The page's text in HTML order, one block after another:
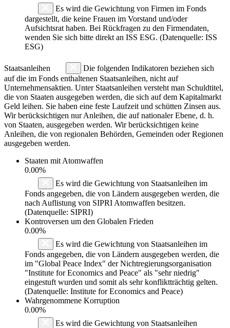
Es wird die Gewichtung von Firmen im Fonds
dargestellt, die keine Frauen im Vorstand und/oder
Aufsichtsrat haben. Bei Rückfragen zu den Firmendaten,
wenden Sie sich bitte direkt an ISS ESG. (Datenquelle: ISS
ESG)
Staatsanleihen
Die folgenden Indikatoren beziehen sich
auf die im Fonds enthaltenen Staatsanleihen, nicht auf
Unternehmensaktien. Unter Staatsanleihen versteht man Schuldtitel,
die von Staaten ausgegeben werden, die sich auf dem Kapitalmarkt
Geld leihen. Sie haben eine feste Laufzeit und schütten Zinsen aus.
Wir berücksichtigen nur Anleihen, die auf nationaler Ebene, d. h.
von Staaten, ausgegeben werden. Wir berücksichtigen keine
Anleihen, die von regionalen Behörden, Gemeinden oder Regionen
ausgegeben werden.
Staaten mit Atomwaffen
0.00%
Es wird die Gewichtung von Staatsanleihen im
Fonds angegeben, die von Ländern ausgegeben werden, die
nach Auflistung von SIPRI Atomwaffen besitzen.
(Datenquelle: SIPRI)
Kontroversen um den Globalen Frieden
0.00%
Es wird die Gewichtung von Staatsanleihen im
Fonds angegeben, die von Ländern ausgegeben werden, die
im "Global Peace Index" der Nichtregierungsorganisation
"Institute for Economics and Peace" als "sehr niedrig"
eingestuft wurden und somit als sehr konfliktträchtig gelten.
(Datenquelle: Institute for Economics and Peace)
Wahrgenommene Korruption
0.00%
Es wird die Gewichtung von Staatsanleihen